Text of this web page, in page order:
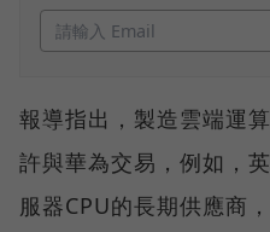
報導指出，製造雲端運
許與華為交易，例如，
服器CPU的長期供應商